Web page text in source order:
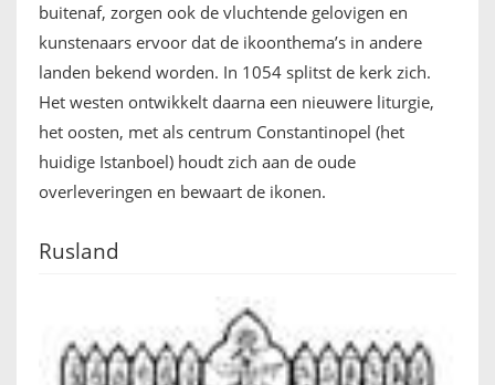
buitenaf, zorgen ook de vluchtende gelovigen en
kunstenaars ervoor dat de ikoonthema’s in andere
landen bekend worden. In 1054 splitst de kerk zich.
Het westen ontwikkelt daarna een nieuwere liturgie,
het oosten, met als centrum Constantinopel (het
huidige Istanboel) houdt zich aan de oude
overleveringen en bewaart de ikonen.
Rusland